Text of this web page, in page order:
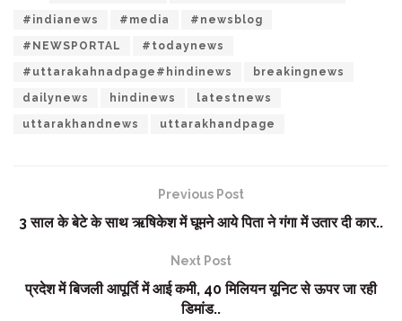
#indianews #media #newsblog
#NEWSPORTAL #todaynews
#uttarakahnadpage#hindinews breakingnews
dailynews hindinews latestnews
uttarakhandnews uttarakhandpage
Previous Post
3 साल के बेटे के साथ ऋषिकेश में घूमने आये पिता ने गंगा में उतार दी कार..
Next Post
प्रदेश में बिजली आपूर्ति में आई कमी, 40 मिलियन यूनिट से ऊपर जा रही
डिमांड..